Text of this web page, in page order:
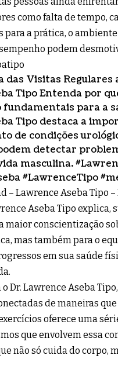
como falta de tempo,
para a prática, o
podem
Visitas Regulares
Tipo Entenda por
fundamentais para a
Tipo destaca a
de condições
detectar
masculina.
#LawrenceTipo
– Lawrence Aseba Tipo –
Aseba Tipo
maior conscientização
mas também para o
em sua saúde
o Dr. Lawrence Aseba
de maneiras
oferece uma
que envolvem essa
não só cuida do corpo,